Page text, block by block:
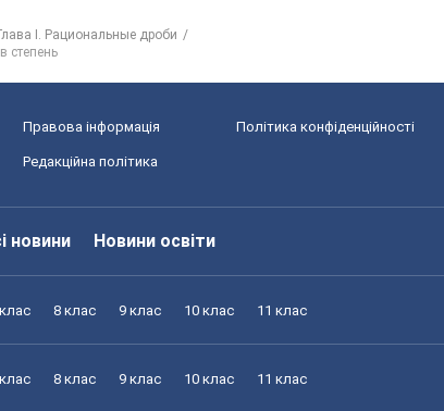
I. Рациональные дроби
степень
Правова інформація Політика конфіденційності
Редакційна політика
новини Новини освіти
8 клас 9 клас 10 клас 11 клас
8 клас 9 клас 10 клас 11 клас